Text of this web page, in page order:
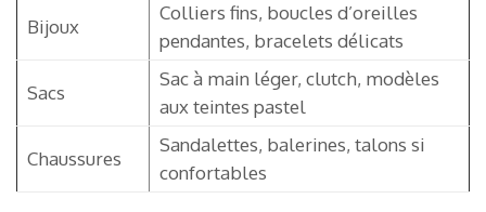
Bijoux
Colliers fins, boucles d’oreilles
pendantes, bracelets délicats
Sacs
Sac à main léger, clutch, modèles
aux teintes pastel
Chaussures
Sandalettes, balerines, talons si
confortables